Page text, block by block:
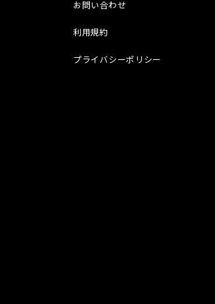
お問い合わせ
利用規約
プライバシーポリシー